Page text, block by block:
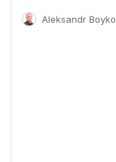
Aleksandr Boyko